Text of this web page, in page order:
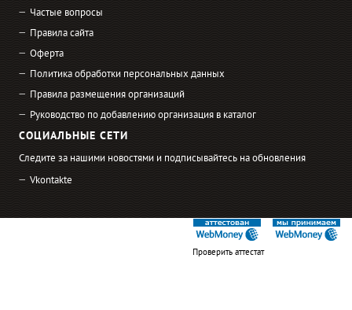
Частые вопросы
Правила сайта
Оферта
Политика обработки персональных данных
Правила размещения организаций
Руководство по добавлению организация в каталог
СОЦИАЛЬНЫЕ СЕТИ
Следите за нашими новостями и подписывайтесь на обновления
Vkontakte
Проверить аттестат